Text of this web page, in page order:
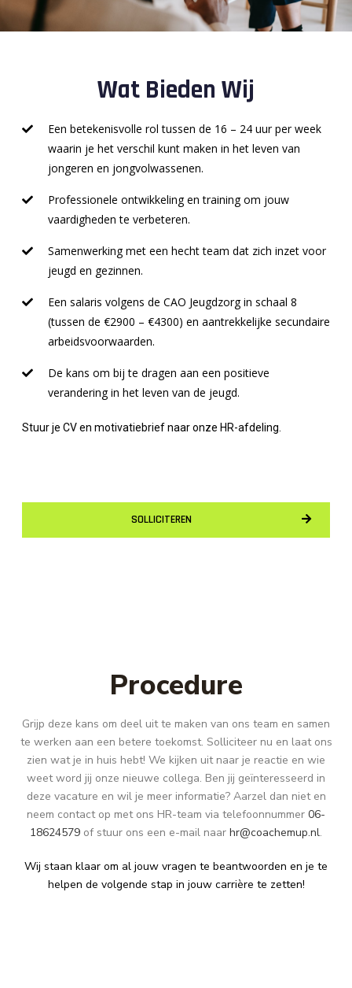
Wat Bieden Wij
Een betekenisvolle rol tussen de 16 – 24 uur per week
waarin je het verschil kunt maken in het leven van
jongeren en jongvolwassenen.
Professionele ontwikkeling en training om jouw
vaardigheden te verbeteren.
Samenwerking met een hecht team dat zich inzet voor
jeugd en gezinnen.
Een salaris volgens de CAO Jeugdzorg in schaal 8
(tussen de €2900 – €4300) en aantrekkelijke secundaire
arbeidsvoorwaarden.
De kans om bij te dragen aan een positieve
verandering in het leven van de jeugd.
Stuur je CV en motivatiebrief naar onze HR-afdeling.
SOLLICITEREN
Procedure
Grijp deze kans om deel uit te maken van ons team en samen
te werken aan een betere toekomst. Solliciteer nu en laat ons
zien wat je in huis hebt! We kijken uit naar je reactie en wie
weet word jij onze nieuwe collega. Ben jij geïnteresseerd in
deze vacature en wil je meer informatie? Aarzel dan niet en
neem contact op met ons HR-team via telefoonnummer 06-
18624579 of stuur ons een e-mail naar hr@coachemup.nl.
Wij staan klaar om al jouw vragen te beantwoorden en je te
helpen de volgende stap in jouw carrière te zetten!